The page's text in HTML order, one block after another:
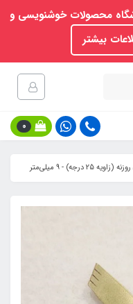
محصولات خوشنویسی و
بیشتر
0
درجه) - 9 میلی‌متر